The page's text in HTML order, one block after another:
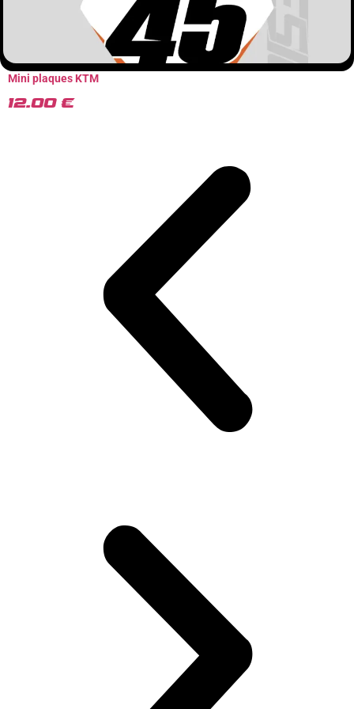
Mini plaques KTM
12.00 €